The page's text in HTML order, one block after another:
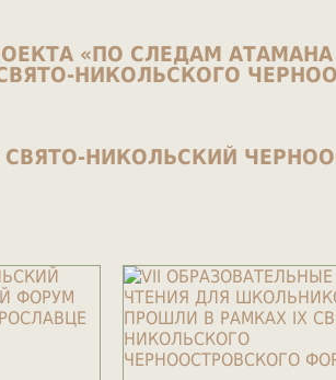
«ПО СЛЕДАМ
НИКОЛЬСКОГО
НИКОЛЬСКИЙ